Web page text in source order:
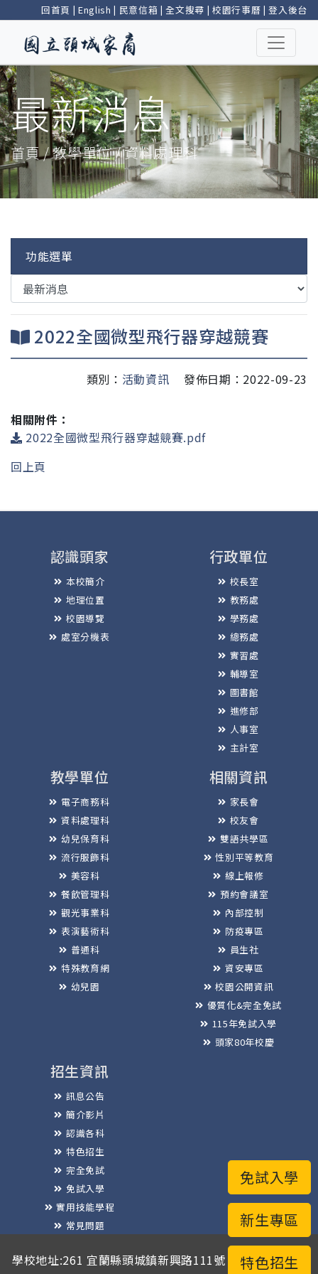
回首頁 | English | 民意信箱 |全文搜尋 | 校園行事曆 |登入後台
最新消息
首頁 / 教學單位 / 資料處理科
功能選單
2022全國微型飛行器穿越競賽
類別： 活動資訊 發佈日期：2022-09-23
相關附件：
2022全國微型飛行器穿越競賽.pdf
回上頁
特色招生
新生專區
免試入學
認識頭家
本校簡介
地理位置
校園導覽
處室分機表
行政單位
校長室
教務處
學務處
總務處
實習處
輔導室
圖書館
進修部
人事室
主計室
教學單位
電子商務科
資料處理科
幼兒保育科
流行服飾科
美容科
餐飲管理科
觀光事業科
表演藝術科
普通科
特殊教育網
幼兒園
相關資訊
家長會
校友會
雙語共學區
性別平等教育
線上報修
預約會議室
內部控制
防疫專區
員生社
資安專區
校園公開資訊
優質化&完全免試
115年免試入學
頭家80年校慶
招生資訊
訊息公告
簡介影片
認識各科
特色招生
完全免試
免試入學
實用技能學程
常見問題
學校地址:261 宜蘭縣頭城鎮新興路111號 / 電話總機:03-